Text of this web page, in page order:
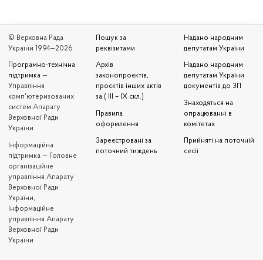
© Верховна Рада
України 1994—2026
Програмно-технічна
підтримка —
Управління
комп'ютеризованих
систем Апарату
Верховної Ради
України
Iнформаційна
підтримка — Головне
організаційне
управління Апарату
Верховної Ради
України,
Інформаційне
управління Апарату
Верховної Ради
України
Пошук за
реквізитами
Архів
законопроєктів,
проєктів інших актів
за ( III – IX скл.)
Правила
оформлення
Зареєстровані за
поточний тиждень
Надано народним
депутатам України
Надано народним
депутатам України
документів до ЗП
Знаходяться на
опрацюванні в
комітетах
Прийняті на поточній
сесії